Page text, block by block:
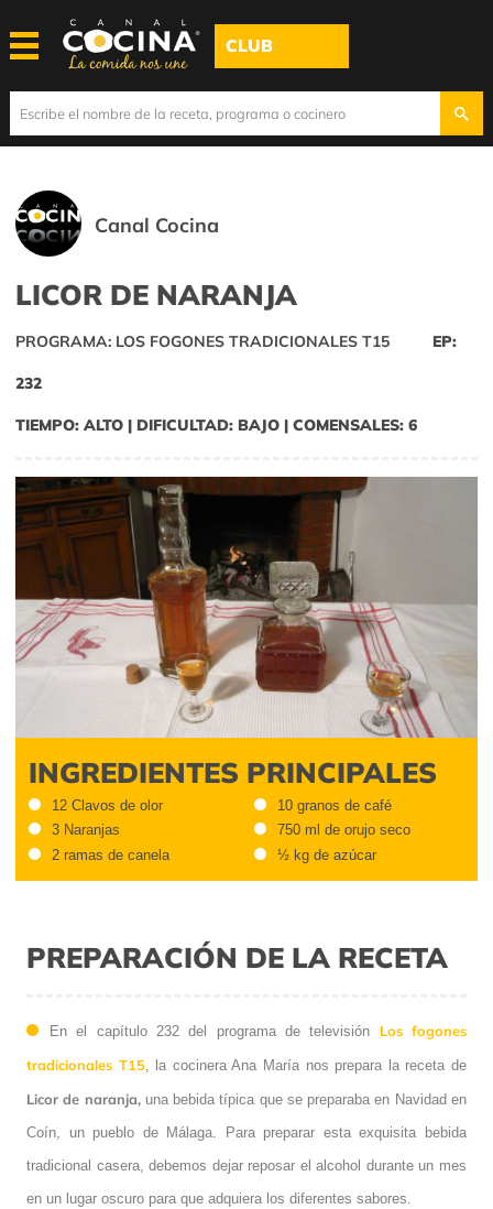
CLUB
Canal Cocina
LICOR DE NARANJA
PROGRAMA: LOS FOGONES TRADICIONALES T15 EP:
232
TIEMPO: ALTO | DIFICULTAD: BAJO | COMENSALES: 6
INGREDIENTES PRINCIPALES
12 Clavos de olor
3 Naranjas
2 ramas de canela
10 granos de café
750 ml de orujo seco
½ kg de azúcar
PREPARACIÓN DE LA RECETA
En el capítulo 232 del programa de televisión Los fogones
tradicionales T15, la cocinera Ana María nos prepara la receta de
Licor de naranja,una bebida típica que se preparaba en Navidad en
Coín, un pueblo de Málaga. Para preparar esta exquisita bebida
tradicional casera, debemos dejar reposar el alcohol durante un mes
en un lugar oscuro para que adquiera los diferentes sabores.